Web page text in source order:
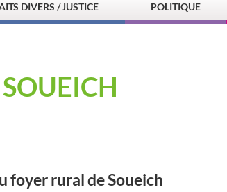
DIVERS / JUSTICE POLITIQUE
foyer rural de Soueich